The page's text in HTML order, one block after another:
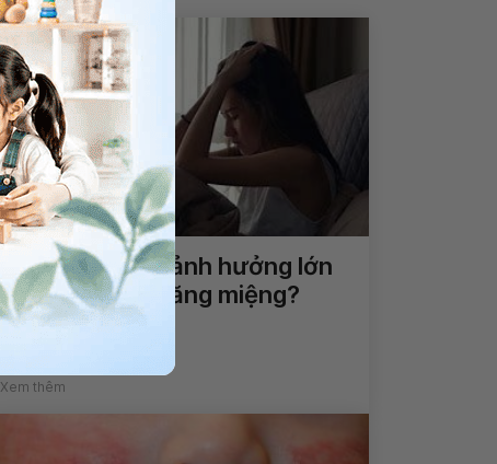
Rối loạn tâm lý ảnh hưởng lớn
đến sức khỏe răng miệng?
Xem thêm